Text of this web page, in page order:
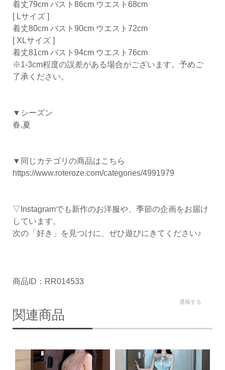
着丈79cm バスト86cm ウエスト68cm
[ Lサイズ ]
着丈80cm バスト90cm ウエスト72cm
[ XLサイズ ]
着丈81cm バスト94cm ウエスト76cm
※1-3cm程度の誤差がある場合がございます。予めご
了承ください。
▼シーズン
春,夏
▼同じカテゴリの商品はこちら
https://www.roteroze.com/categories/4991979
▽Instagramでも新作のお洋服や、季節の企画をお届け
しています。
次の「好き」を見つけに、ぜひ遊びにきてください♪
商品ID：RR014533
通報する
関連商品